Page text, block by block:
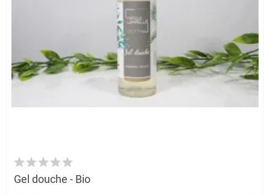
Gel douche - Bio